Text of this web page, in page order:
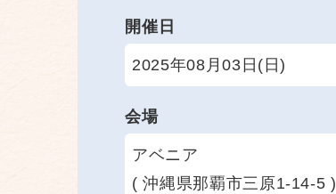
開催日
2025年08月03日(日)
会場
アベニア
( 沖縄県那覇市三原1-14-5 )